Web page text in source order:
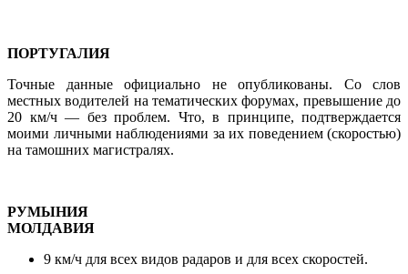
ПОРТУГАЛИЯ
Точные данные официально не опубликованы. Со слов
местных водителей на тематических форумах, превышение до
20 км/ч — без проблем. Что, в принципе, подтверждается
моими личными наблюдениями за их поведением (скоростью)
на тамошних магистралях.
РУМЫНИЯ
МОЛДАВИЯ
9 км/ч для всех видов радаров и для всех скоростей.